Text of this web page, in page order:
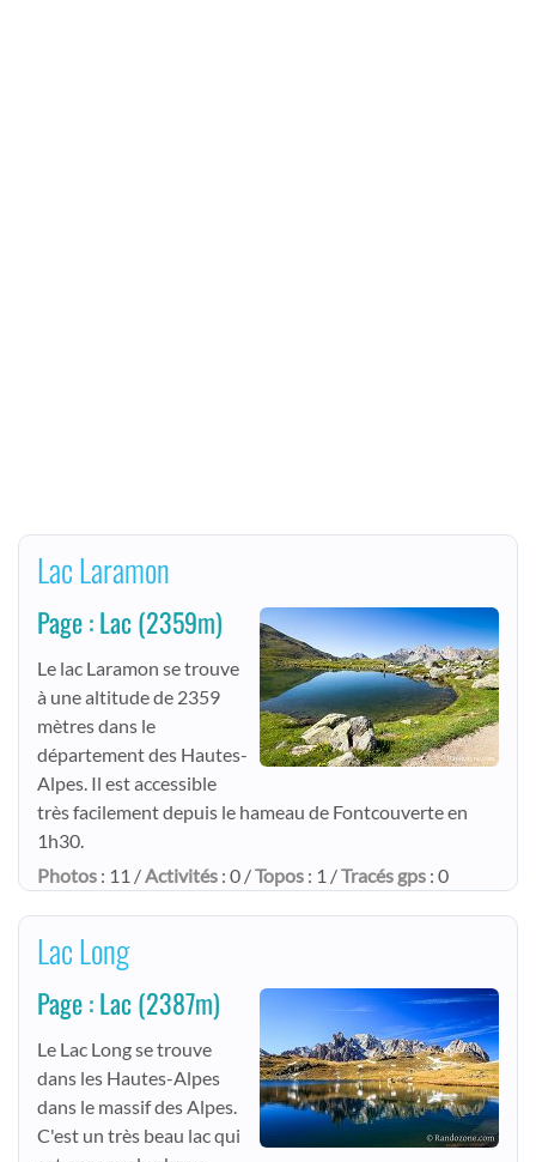
Lac Laramon
Page : Lac(2359m)
Le lac Laramon se trouve
à une altitude de 2359
mètres dans le
département des Hautes-
Alpes. Il est accessible
très facilement depuis le hameau de Fontcouverte en
1h30.
Photos : 11 /Activités : 0 /Topos : 1 /Tracés gps : 0
Lac Long
Page : Lac(2387m)
Le Lac Long se trouve
dans les Hautes-Alpes
dans le massif des Alpes.
C'est un très beau lac qui